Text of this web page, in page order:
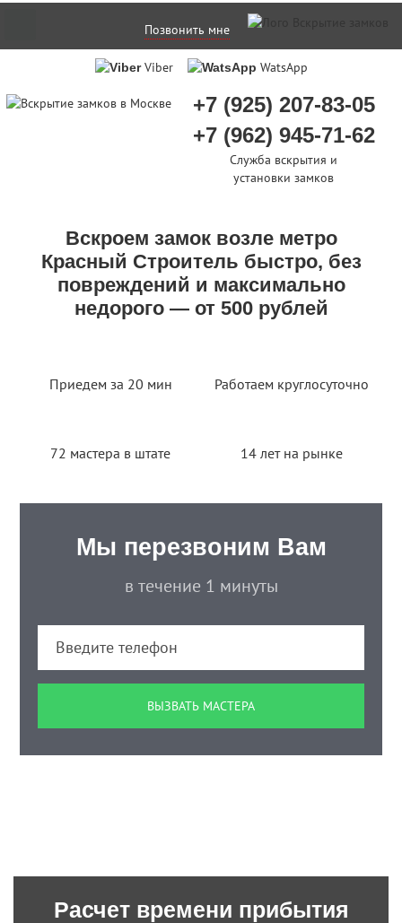
Позвонить мне
Viber WatsApp
+7 (925) 207-83-05
+7 (962) 945-71-62
Служба вскрытия и
установки замков
Вскроем замок возле метро
Красный Строитель быстро, без
повреждений и максимально
недорого — от 500 рублей
Приедем за 20 мин Работаем круглосуточно
72 мастера в штате 14 лет на рынке
Мы перезвоним Вам
в течение 1 минуты
Расчет времени прибытия